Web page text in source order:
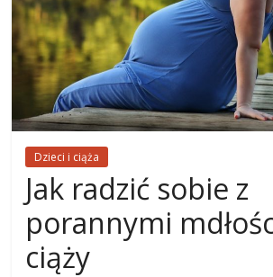
Dzieci i ciąża
Jak radzić sobie z
porannymi
ciąży